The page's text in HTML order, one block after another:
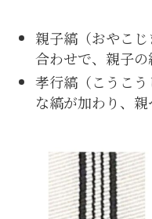
親子縞（おやこ
合わせで、親子
孝行縞（こうこ
な縞が加わり、